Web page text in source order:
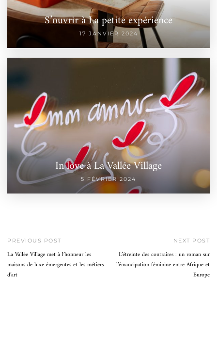
S’ouvrir à La petite expérience
17 JANVIER 2024
In love à La Vallée Village
5 FÉVRIER 2024
PREVIOUS POST
La Vallée Village met à l’honneur les
maisons de luxe émergentes et les métiers
d’art
NEXT POST
L’étreinte des contraires : un roman sur
l’émancipation féminine entre Afrique et
Europe